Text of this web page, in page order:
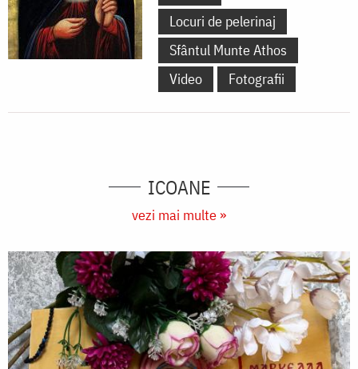
Locuri de pelerinaj
Sfântul Munte Athos
Video
Fotografii
ICOANE
vezi mai multe »